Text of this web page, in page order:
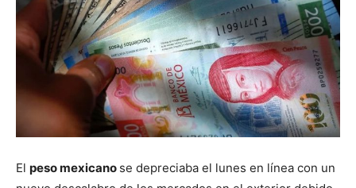
El peso mexicano se depreciaba el lunes en línea con un